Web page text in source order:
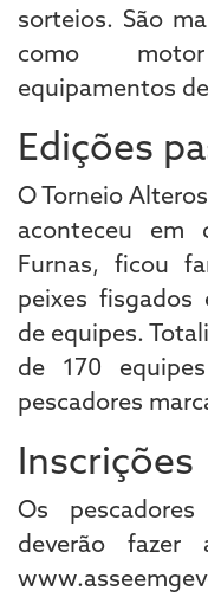
sorteios. São
como
equipamentos
Edições
O Torneio
aconteceu em
Furnas, ficou
peixes fisgados
de equipes.
de 170
pescadores
Inscrições
Os
deverão